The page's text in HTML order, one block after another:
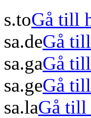
s.toGå till
sa.deGå
sa.gaGå
sa.geGå
sa.laGå till